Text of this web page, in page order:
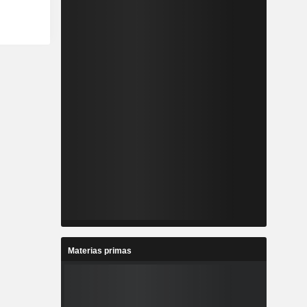
Materias primas